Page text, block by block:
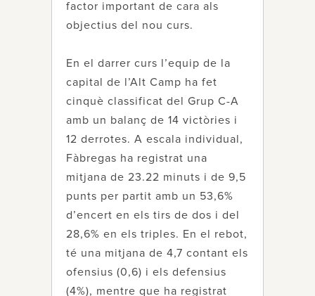
factor important de cara als
objectius del nou curs.
En el darrer curs l’equip de la
capital de l’Alt Camp ha fet
cinquè classificat del Grup C-A
amb un balanç de 14 victòries i
12 derrotes. A escala individual,
Fàbregas ha registrat una
mitjana de 23.22 minuts i de 9,5
punts per partit amb un 53,6%
d’encert en els tirs de dos i del
28,6% en els triples. En el rebot,
té una mitjana de 4,7 contant els
ofensius (0,6) i els defensius
(4%), mentre que ha registrat